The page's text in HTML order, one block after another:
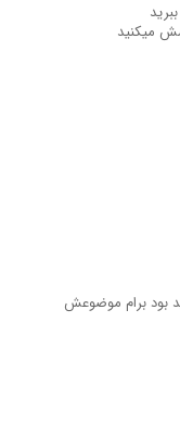
میکنید
بود برام موضوعش